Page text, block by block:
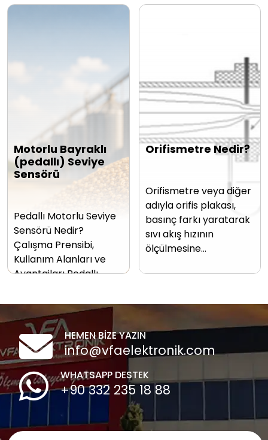
Motorlu Bayraklı
(pedallı) Seviye
Sensörü
Pedallı Motorlu Seviye
Sensörü Nedir?
Çalışma Prensibi,
Kullanım Alanları ve
Avantajları Pedallı…
Orifismetre Nedir?
Orifismetre veya diğer
adıyla orifis plakası,
basınç farkı yaratarak
sıvı akış hızının
ölçülmesine…
HEMEN BİZE YAZIN
info@vfaelektronik.com
WHATSAPP DESTEK
+90 332 235 18 88